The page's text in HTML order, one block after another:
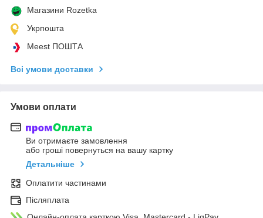
Магазини Rozetka
Укрпошта
Meest ПОШТА
Всі умови доставки
Умови оплати
Ви отримаєте замовлення
або гроші повернуться на вашу картку
Детальніше
Оплатити частинами
Післяплата